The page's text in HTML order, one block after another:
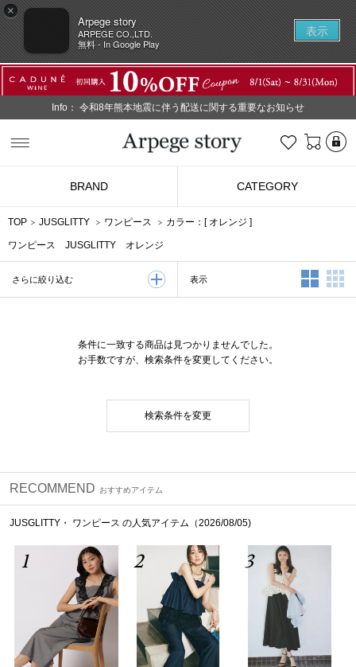
×
Arpege story
ARPEGE CO.,LTD.
無料 - In Google Play
表示
Info： 令和8年熊本地震に伴う配送に関する重要なお知らせ
お気に入り
BRAND CATEGORY
TOP JUSGLITTY ワンピース カラー：[ オレンジ ]
ワンピース JUSGLITTY オレンジ
さらに絞り込む 表示 2列表示
条件に一致する商品は見つかりませんでした。
お手数ですが、検索条件を変更してください。
検索条件を変更
RECOMMEND おすすめアイテム
JUSGLITTY・ ワンピース の人気アイテム（2026/08/05)
1 2 3